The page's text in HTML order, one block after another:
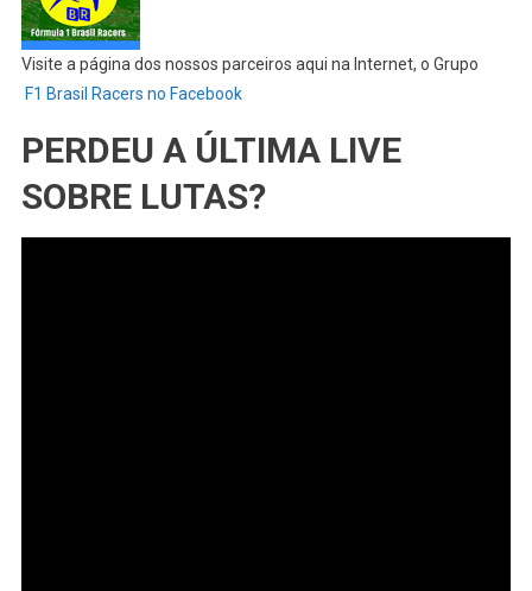
Visite a página dos nossos parceiros aqui na Internet, o Grupo
F1 Brasil Racers no Facebook
PERDEU A ÚLTIMA LIVE
SOBRE LUTAS?